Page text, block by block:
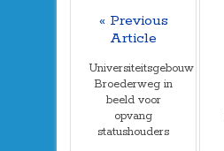
« Previous
Article
Universiteitsgebouw
Broederweg in
beeld voor
opvang
statushouders